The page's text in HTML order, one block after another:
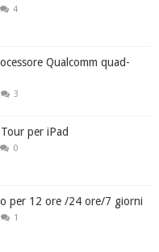
4
Qualcomm quad-
3
per iPad
0
per 12 ore /24 ore/7 giorni
1